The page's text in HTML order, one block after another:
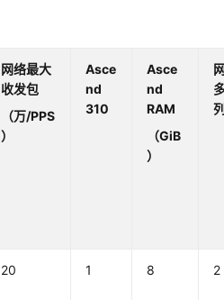
网络最大
收发包
（万/PPS
）
Asce
nd
310
Asce
nd
RAM
（GiB
）
20 1 8 2